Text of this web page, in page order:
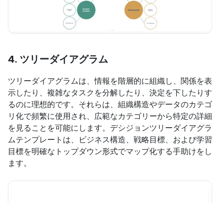
4. ツリーダイアグラム
ツリーダイアグラムは、情報を階層的に組織し、関係を表
示したり、複雑なタスクを分解したり、決定を下したりす
るのに理想的です。それらは、組織構造やデータのカテゴ
リ化で頻繁に使用され、広範なカテゴリーから特定の詳細
を見ることを可能にします。デシジョンツリーダイアグラ
ムテンプレートは、ビジネス構造、戦略目標、および学習
目標を明確なトップダウン形式でマップ化する手助けをし
ます。